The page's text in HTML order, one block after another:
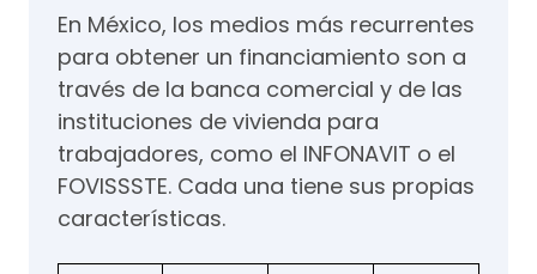
En México, los medios más recurrentes
para obtener un financiamiento son a
través de la banca comercial y de las
instituciones de vivienda para
trabajadores, como el INFONAVIT o el
FOVISSSTE. Cada una tiene sus propias
características.